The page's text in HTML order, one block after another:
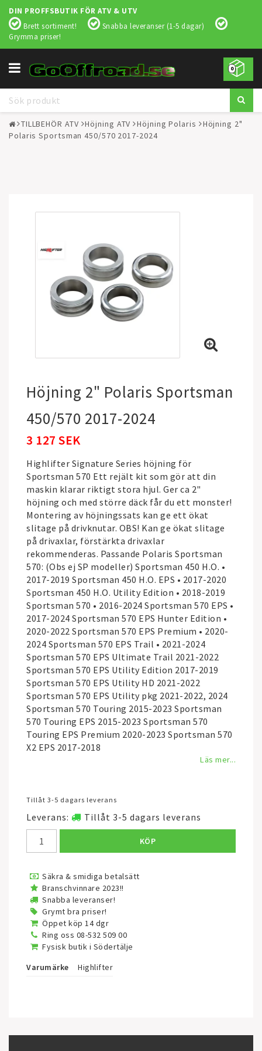
DIN PROFFSBUTIK FÖR ATV & UTV
Brett sortiment!
Snabba leveranser (1-5 dagar)
Grymma priser!
0
Toggle
navigation
TILLBEHÖR ATV Höjning ATV Höjning Polaris
Höjning 2"
Polaris Sportsman 450/570 2017-2024
Höjning 2" Polaris Sportsman
450/570 2017-2024
3 127 SEK
Highlifter Signature Series höjning för
Sportsman 570 Ett rejält kit som gör att din
maskin klarar riktigt stora hjul. Ger ca 2"
höjning och med större däck får du ett monster!
Montering av höjningssats kan ge ett ökat
slitage på drivknutar. OBS! Kan ge ökat slitage
på drivaxlar, förstärkta drivaxlar
rekommenderas. Passande Polaris Sportsman
570: (Obs ej SP modeller) Sportsman 450 H.O. •
2017-2019 Sportsman 450 H.O. EPS • 2017-2020
Sportsman 450 H.O. Utility Edition • 2018-2019
Sportsman 570 • 2016-2024 Sportsman 570 EPS •
2017-2024 Sportsman 570 EPS Hunter Edition •
2020-2022 Sportsman 570 EPS Premium • 2020-
2024 Sportsman 570 EPS Trail • 2021-2024
Sportsman 570 EPS Ultimate Trail 2021-2022
Sportsman 570 EPS Utility Edition 2017-2019
Sportsman 570 EPS Utility HD 2021-2022
Sportsman 570 EPS Utility pkg 2021-2022, 2024
Sportsman 570 Touring 2015-2023 Sportsman
570 Touring EPS 2015-2023 Sportsman 570
Touring EPS Premium 2020-2023 Sportsman 570
X2 EPS 2017-2018
Läs mer...
Tillåt 3-5 dagars leverans
Leverans: Tillåt 3-5 dagars leverans
KÖP
Säkra & smidiga betalsätt
Branschvinnare 2023!!
Snabba leveranser!
Grymt bra priser!
Öppet köp 14 dgr
Ring oss 08-532 509 00
Fysisk butik i Södertälje
Varumärke
Highlifter